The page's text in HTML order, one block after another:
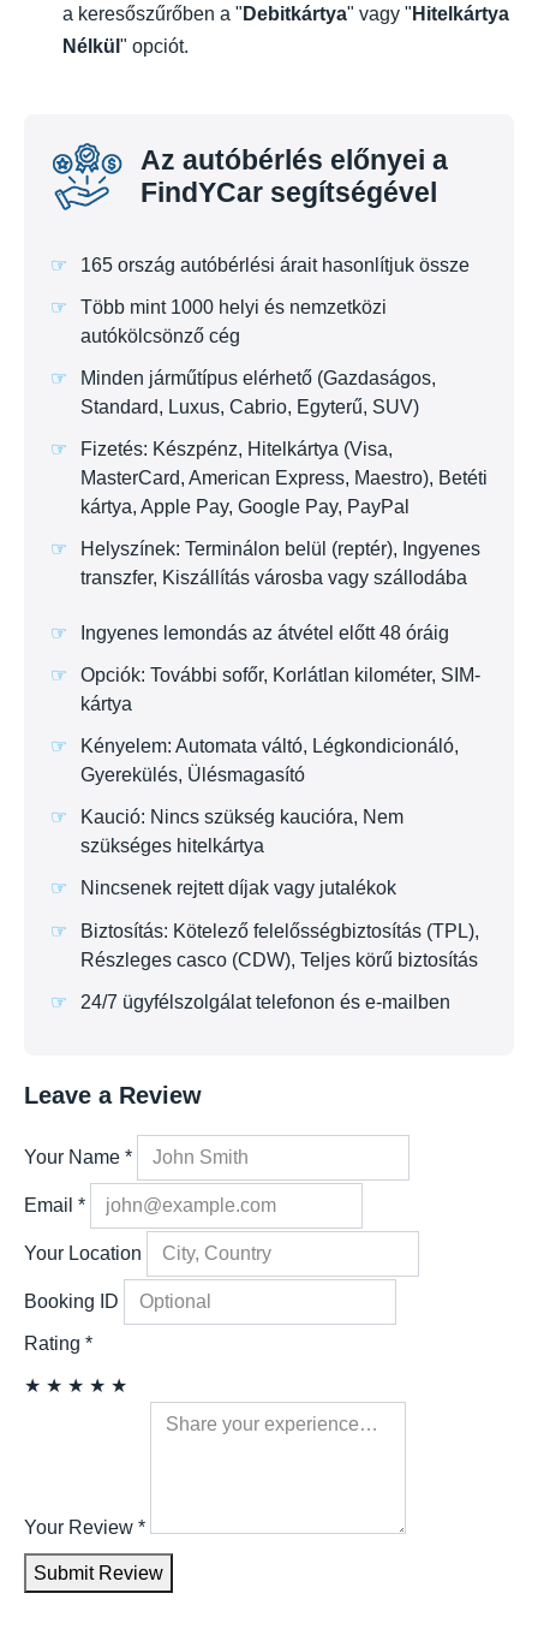
a keresőszűrőben a " Debitkártya" vagy " Hitelkártya
Nélkül " opciót.
Az autóbérlés előnyei a
FindYCar segítségével
165 ország autóbérlési árait hasonlítjuk össze
Több mint 1000 helyi és nemzetközi
autókölcsönző cég
Minden járműtípus elérhető (Gazdaságos,
Standard, Luxus, Cabrio, Egyterű, SUV)
Fizetés: Készpénz, Hitelkártya (Visa,
MasterCard, American Express, Maestro), Betéti
kártya, Apple Pay, Google Pay, PayPal
Helyszínek: Terminálon belül (reptér), Ingyenes
transzfer, Kiszállítás városba vagy szállodába
Ingyenes lemondás az átvétel előtt 48 óráig
Opciók: További sofőr, Korlátlan kilométer, SIM-
kártya
Kényelem: Automata váltó, Légkondicionáló,
Gyerekülés, Ülésmagasító
Kaució: Nincs szükség kaucióra, Nem
szükséges hitelkártya
Nincsenek rejtett díjak vagy jutalékok
Biztosítás: Kötelező felelősségbiztosítás (TPL),
Részleges casco (CDW), Teljes körű biztosítás
24/7 ügyfélszolgálat telefonon és e-mailben
Leave a Review
Your Name *
Email *
Your Location
Booking ID
Rating *
★ ★ ★ ★ ★
Your Review *
Submit Review